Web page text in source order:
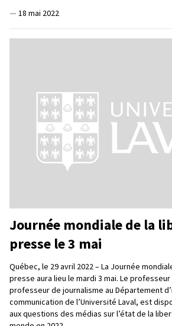
— 18 mai 2022
Journée mondiale de la
presse le 3 mai
Québec, le 29 avril 2022 – La Journée
presse aura lieu le mardi 3 mai. Le
professeur de journalisme au Département
communication de l’Université Laval, est
aux questions des médias sur l’état de la